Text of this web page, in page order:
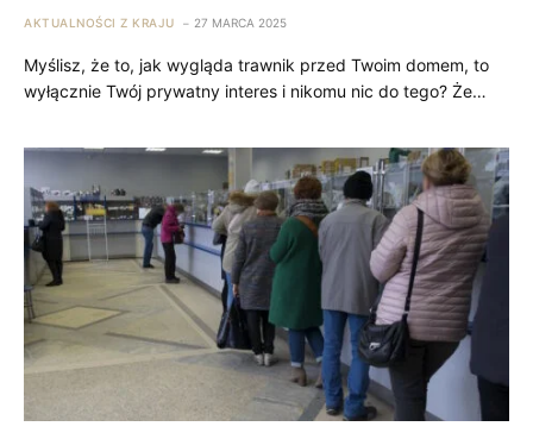
AKTUALNOŚCI Z KRAJU 27 MARCA 2025
Myślisz, że to, jak wygląda trawnik przed Twoim domem, to
wyłącznie Twój prywatny interes i nikomu nic do tego? Że…